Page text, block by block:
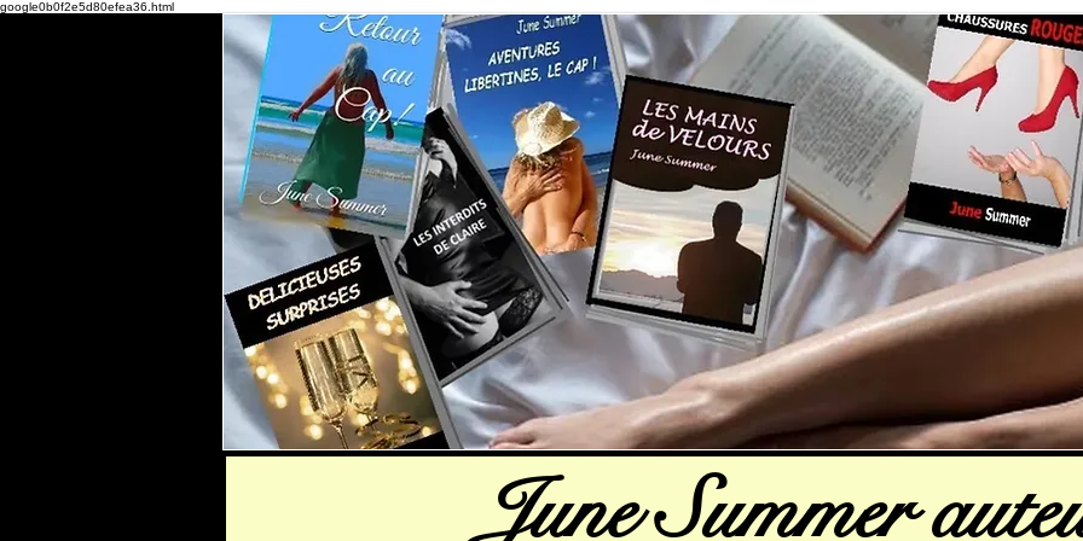
google0b0f2e5d80efea36.html
June Summer